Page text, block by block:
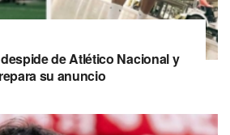
de Atlético Nacional y
su anuncio